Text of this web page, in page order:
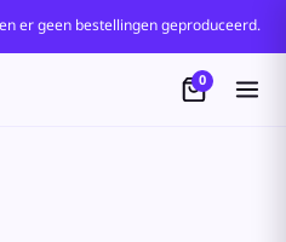
er geen bestellingen geproduceerd.
0